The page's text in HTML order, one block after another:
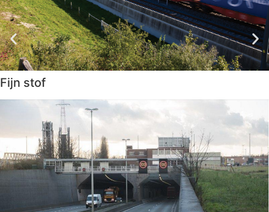
Fijn stof